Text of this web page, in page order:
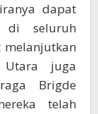
dapat
di seluruh
melanjutkan
juga
Brigde
telah